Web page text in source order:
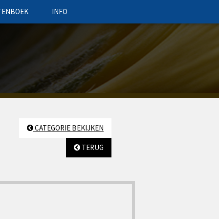
INFO
CATEGORIE BEKIJKEN
TERUG